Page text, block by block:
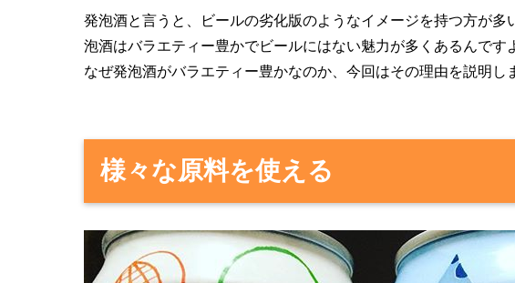
発泡酒と言うと、ビールの劣化版のようなイメージを持つ方が多
泡酒はバラエティー豊かでビールにはない魅力が多くあるんです
なぜ発泡酒がバラエティー豊かなのか、今回はその理由を説明し
様々な原料を使える